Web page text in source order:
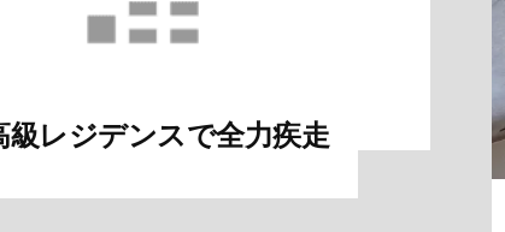
級レジデンスで全力疾走